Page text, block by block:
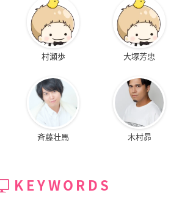
村瀬歩 大塚芳忠
斉藤壮馬 木村昴
KEYWORDS